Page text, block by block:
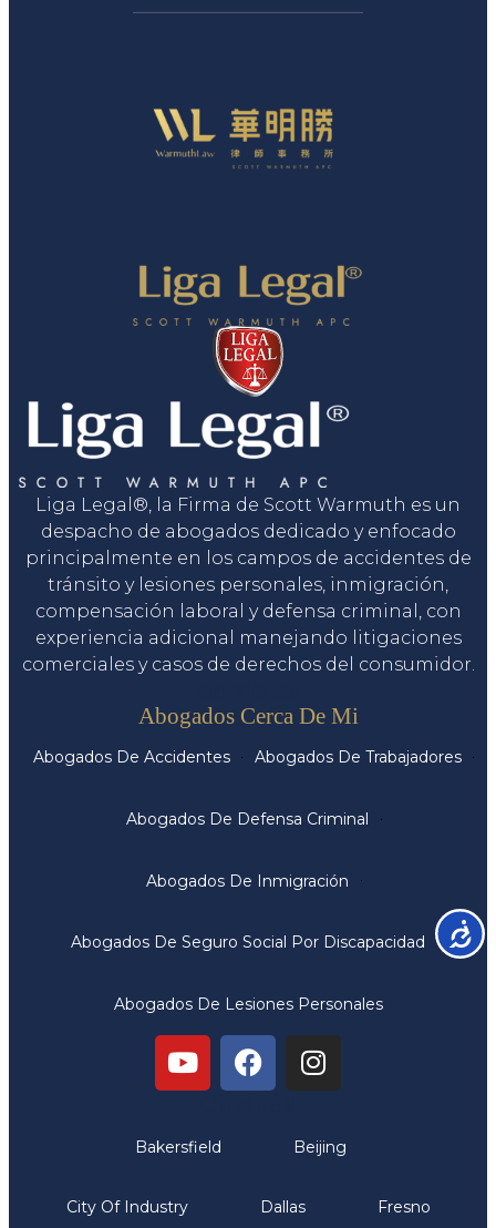
Liga Legal®, la Firma de Scott Warmuth es un
despacho de abogados dedicado y enfocado
principalmente en los campos de accidentes de
tránsito y lesiones personales, inmigración,
compensación laboral y defensa criminal, con
experiencia adicional manejando litigaciones
comerciales y casos de derechos del consumidor.
Abogados Cerca De Mi
Abogados De Accidentes Abogados De Trabajadores
Abogados De Defensa Criminal
Abogados De Inmigración
Abogados De Seguro Social Por Discapacidad
Abogados De Lesiones Personales
Bakersfield Beijing
City Of Industry Dallas Fresno